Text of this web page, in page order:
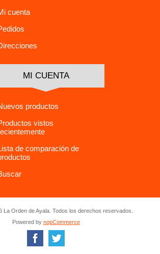
cuenta
MI CUENTA
productos
vistos
de comparación de
La Orden de Ayala. Todos los derechos reservados.
Powered by nopCommerce